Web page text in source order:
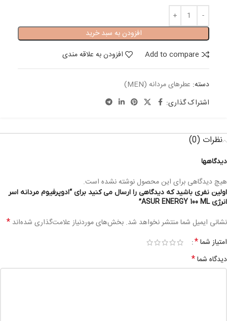
افزودن به سبد خرید
Add to compare
افزودن به علاقه مندی
دسته: عطرهای مردانه (MEN)
اشتراک گذاری:
نظرات (0)
دیدگاهها
هیچ دیدگاهی برای این محصول نوشته نشده است.
اولین نفری باشید که دیدگاهی را ارسال می کنید برای “ادوپرفیوم مردانه اسر
انرژی ASUR ENERGY 100 ML”
نشانی ایمیل شما منتشر نخواهد شد. بخش‌های موردنیاز علامت‌گذاری شده‌اند *
امتیاز شما*
دیدگاه شما*